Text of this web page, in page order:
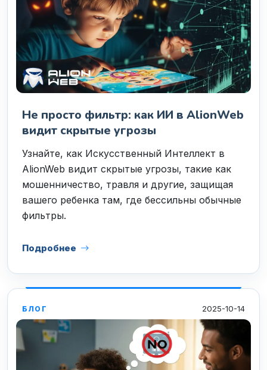
Не просто фильтр: как ИИ в AlionWeb
видит скрытые угрозы
Узнайте, как Искусственный Интеллект в
AlionWeb видит скрытые угрозы, такие как
мошенничество, травля и другие, защищая
вашего ребенка там, где бессильны обычные
фильтры.
Подробнее
БЛОГ 2025-10-14